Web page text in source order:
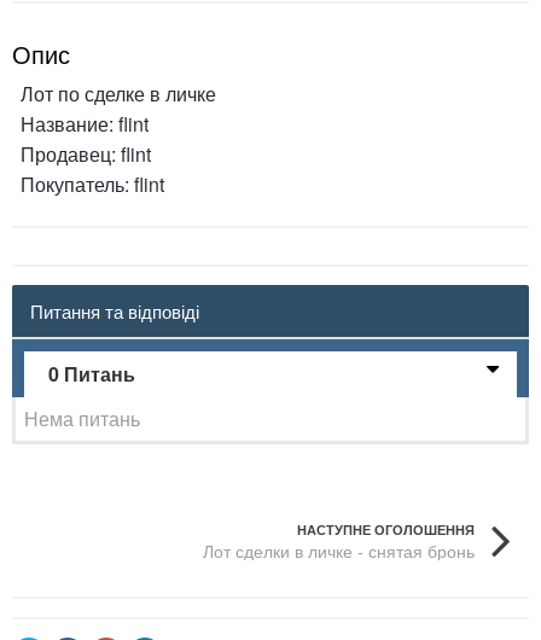
Опис
Лот по сделке в личке
Название: flint
Продавец: flint
Покупатель: flint
Питання та відповіді
0 Питань
Нема питань
НАСТУПНЕ ОГОЛОШЕННЯ
Лот сделки в личке - снятая бронь